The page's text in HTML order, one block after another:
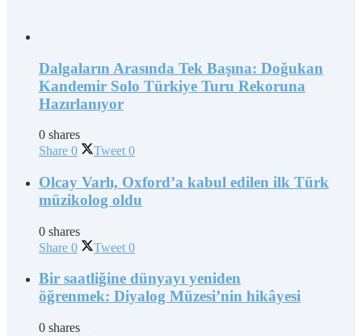
Dalgaların Arasında Tek Başına: Doğukan
Kandemir Solo Türkiye Turu Rekoruna
Hazırlanıyor
0 shares
Share 0 Tweet 0
Olcay Varlı, Oxford’a kabul edilen ilk Türk
müzikolog oldu
0 shares
Share 0 Tweet 0
Bir saatliğine dünyayı yeniden
öğrenmek: Diyalog Müzesi’nin hikâyesi
0 shares